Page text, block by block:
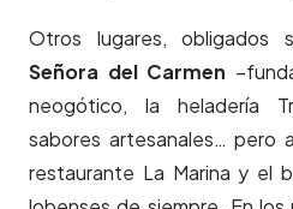
Otros lugares, obligados
Señora del Carmen
neogótico, la heladería
sabores artesanales… pero
restaurante La Marina y el